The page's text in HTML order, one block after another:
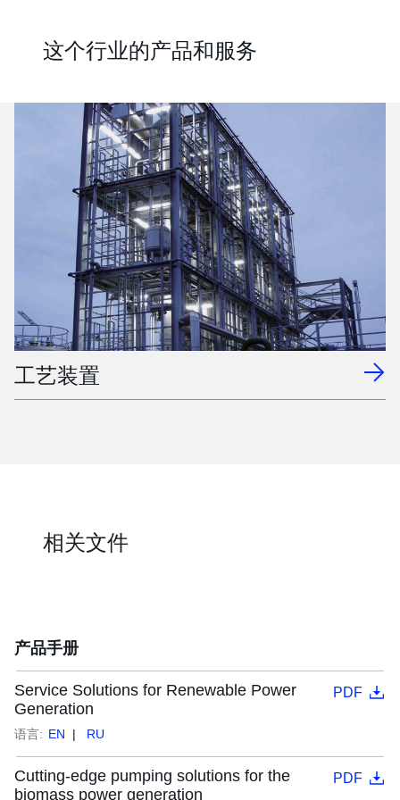
这个行业的产品和服务
工艺装置
相关文件
产品手册
Service Solutions for Renewable Power
Generation
PDF
语言: EN RU
Cutting-edge pumping solutions for the
biomass power generation
PDF